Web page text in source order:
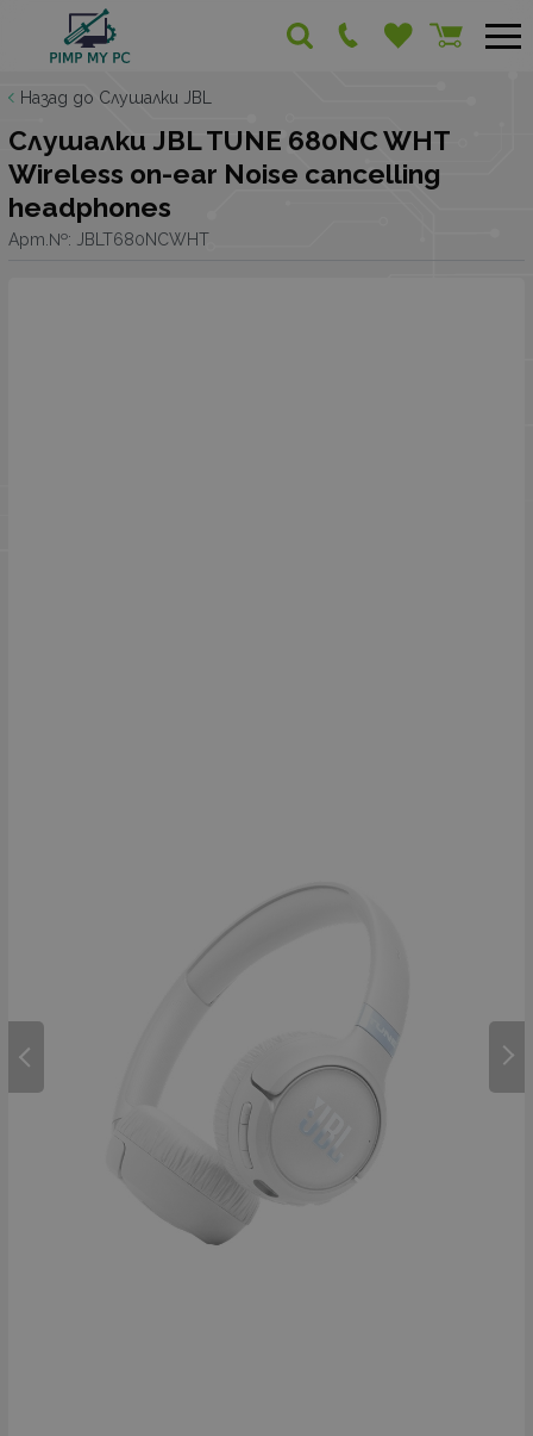
Назад до Слушалки JBL
Слушалки JBL TUNE 680NC WHT
Wireless on-ear Noise cancelling
headphones
Арт.№: JBLT680NCWHT